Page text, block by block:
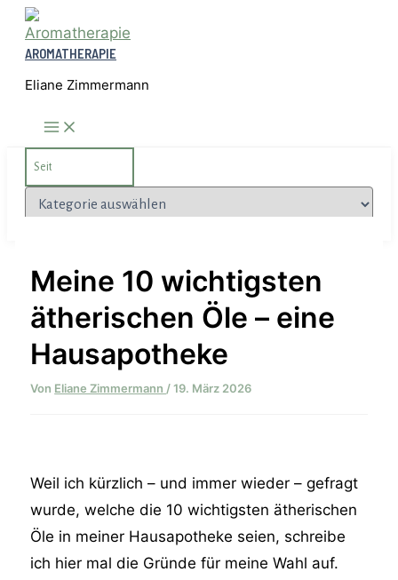
Zum
Inhalt
springen
AROMATHERAPIE
Eliane Zimmermann
for:
Kategorien
Meine 10 wichtigsten
ätherischen Öle – eine
Hausapotheke
Von Eliane Zimmermann/19. März 2026
Weil ich kürzlich – und immer wieder – gefragt
wurde, welche die 10 wichtigsten ätherischen
Öle in meiner Hausapotheke seien, schreibe
ich hier mal die Gründe für meine Wahl auf.